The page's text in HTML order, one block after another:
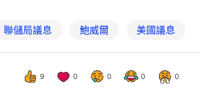
聯儲局議息 鮑威爾 美國議息
9 0 0 0 0